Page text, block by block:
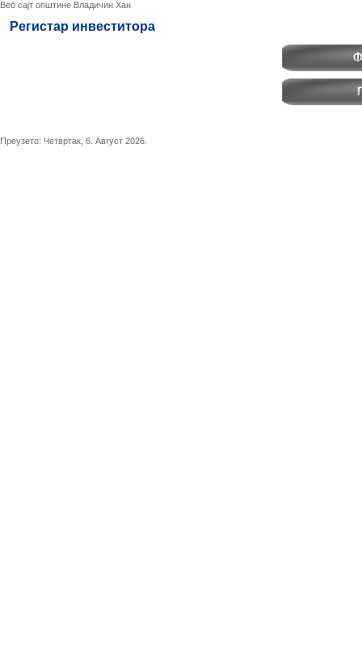
Веб сајт општине Владичин Хан
Регистар инвеститора
Преузето: Четвртак, 6. Август 2026.